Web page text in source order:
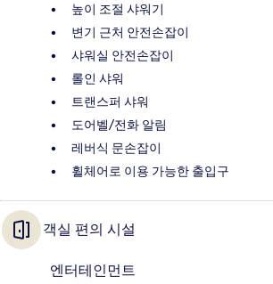
높이 조절 샤워기
변기 근처 안전손잡이
샤워실 안전손잡이
롤인 샤워
트랜스퍼 샤워
도어벨/전화 알림
레버식 문손잡이
휠체어로 이용 가능한 출입구
객실 편의 시설
엔터테인먼트